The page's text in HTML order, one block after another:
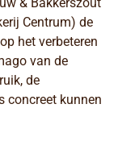
Centrum) de
het verbeteren
van de
de
concreet kunnen